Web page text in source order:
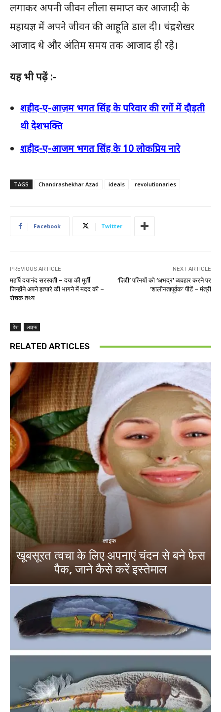
लगाकर अपनी जीवन लीला समाप्त कर आजादी के
महायज्ञ में अपने जीवन की आहूति डाल दी। चंद्रशेखर
आजाद थे और अंतिम समय तक आजाद ही रहे।
यह भी पढ़ें :-
शहीद-ए-आज़म भगत सिंह के परिवार की रगों में दौड़ती
थी देशभक्ति
शहीद-ए-आजम भगत सिंह के 10 लोकप्रिय नारे
TAGS Chandrashekhar Azad ideals revolutionaries
Facebook Twitter
PREVIOUS ARTICLE
महर्षि दयानंद सरस्वती – दया की मूर्ती
जिन्होंने अपने हत्यारे की भागने में मदद की –
रोचक तथ्य
NEXT ARTICLE
‘ज़िद्दी’ पत्नियों को ‘अभद्र’ व्यवहार करने पर
‘शालीनतापूर्वक’ पीटें – मंत्री
देश लाइफ
RELATED ARTICLES
लाइफ
खूबसूरत त्वचा के लिए अपनाएं चंदन से बने फेस
पैक, जाने कैसे करें इस्तेमाल